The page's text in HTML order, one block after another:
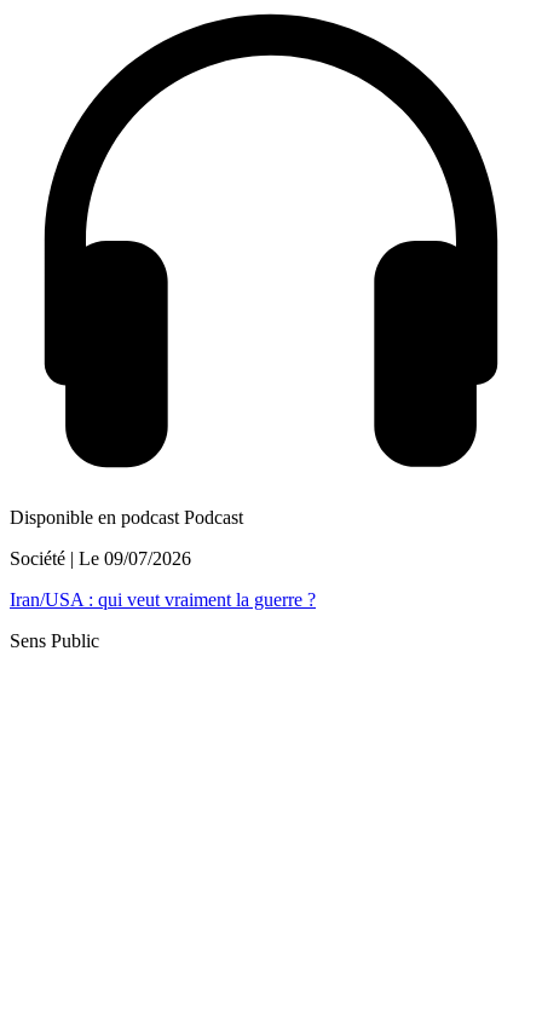
Disponible en podcast Podcast
Société | Le 09/07/2026
Iran/USA : qui veut vraiment la guerre ?
Sens Public